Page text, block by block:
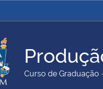
Ministério
da Agricultura,
e Abastecimento
Ministério
Curso de Graduação